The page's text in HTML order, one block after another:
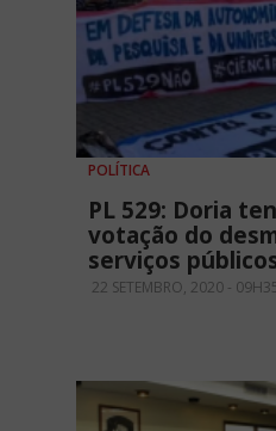
POLÍTICA
PL 529: Doria
votação do
serviços
22 SETEMBRO, 2020 -